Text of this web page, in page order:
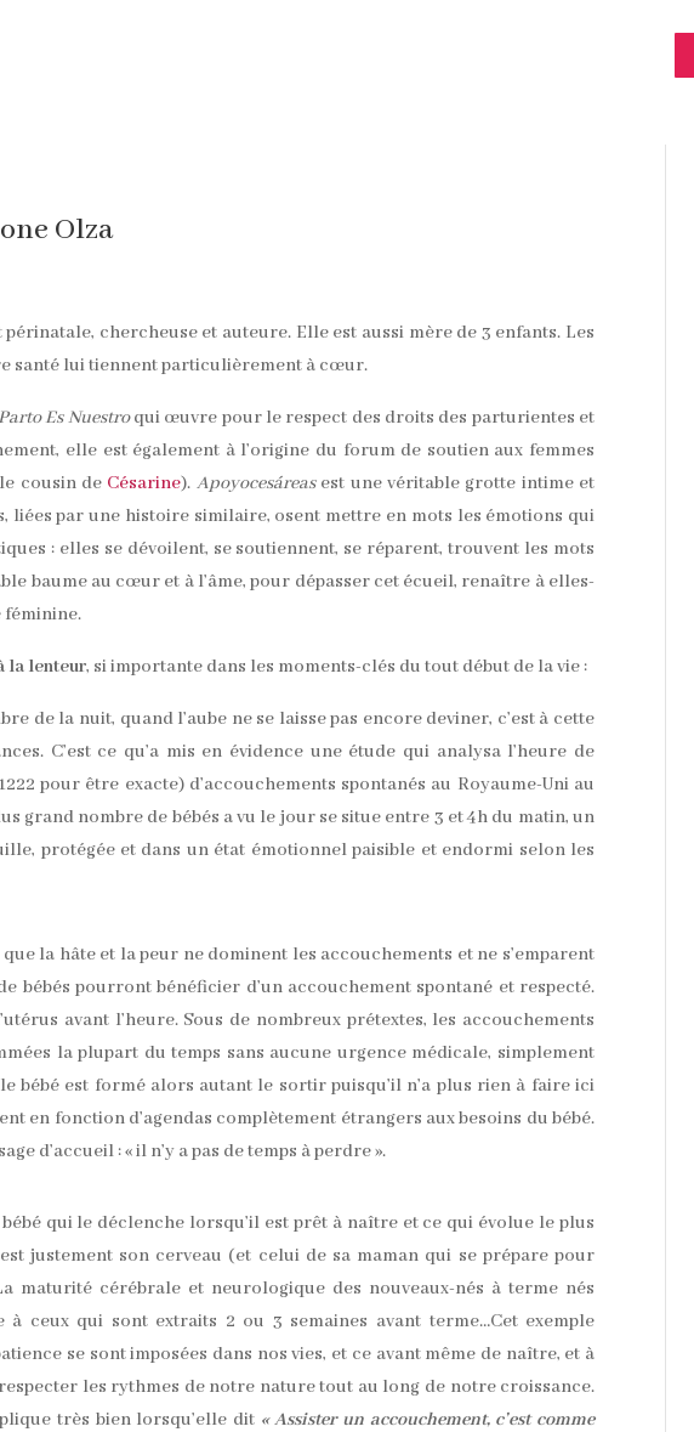
Olza
chercheuse et auteure. Elle est aussi mère de 3 enfants. Les
santé lui tiennent particulièrement à cœur.
Es Nuestroqui œuvre pour le respect des droits des parturientes et
elle est également à l’origine du forum de soutien aux femmes
cousin de Césarine). Apoyocesáreasest une véritable grotte intime et
liées par une histoire similaire, osent mettre en mots les émotions qui
: elles se dévoilent, se soutiennent, se réparent, trouvent les mots
baume au cœur et à l’âme, pour dépasser cet écueil, renaître à elles-
féminine.
la lenteur, si importante dans les moments-clés du tout début de la vie :
de la nuit, quand l’aube ne se laisse pas encore deviner, c’est à cette
C’est ce qu’a mis en évidence une étude qui analysa l’heure de
pour être exacte) d’accouchements spontanés au Royaume-Uni au
grand nombre de bébés a vu le jour se situe entre 3 et 4h du matin, un
protégée et dans un état émotionnel paisible et endormi selon les
que la hâte et la peur ne dominent les accouchements et ne s’emparent
bébés pourront bénéficier d’un accouchement spontané et respecté.
avant l’heure. Sous de nombreux prétextes, les accouchements
la plupart du temps sans aucune urgence médicale, simplement
bébé est formé alors autant le sortir puisqu’il n’a plus rien à faire ici
en fonction d’agendas complètement étrangers aux besoins du bébé.
d’accueil : « il n’y a pas de temps à perdre ».
qui le déclenche lorsqu’il est prêt à naître et ce qui évolue le plus
justement son cerveau (et celui de sa maman qui se prépare pour
maturité cérébrale et neurologique des nouveaux-nés à terme nés
à ceux qui sont extraits 2 ou 3 semaines avant terme…Cet exemple
se sont imposées dans nos vies, et ce avant même de naître, et à
les rythmes de notre nature tout au long de notre croissance.
très bien lorsqu’elle dit « Assister un accouchement, c’est comme